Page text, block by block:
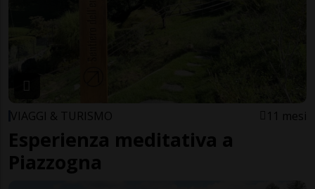
VIAGGI & TURISMO 11 mesi
Esperienza meditativa a
Piazzogna